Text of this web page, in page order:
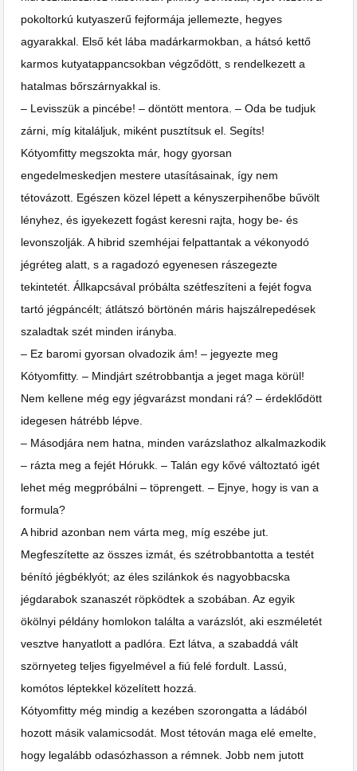
pokoltorkú kutyaszerű fejformája jellemezte, hegyes
agyarakkal. Első két lába madárkarmokban, a hátsó kettő
karmos kutyatappancsokban végződött, s rendelkezett a
hatalmas bőrszárnyakkal is.
– Levisszük a pincébe! – döntött mentora. – Oda be tudjuk
zárni, míg kitaláljuk, miként pusztítsuk el. Segíts!
Kótyomfitty megszokta már, hogy gyorsan
engedelmeskedjen mestere utasításainak, így nem
tétovázott. Egészen közel lépett a kényszerpihenőbe bűvölt
lényhez, és igyekezett fogást keresni rajta, hogy be- és
levonszolják. A hibrid szemhéjai felpattantak a vékonyodó
jégréteg alatt, s a ragadozó egyenesen rászegezte
tekintetét. Állkapcsával próbálta szétfeszíteni a fejét fogva
tartó jégpáncélt; átlátszó börtönén máris hajszálrepedések
szaladtak szét minden irányba.
– Ez baromi gyorsan olvadozik ám! – jegyezte meg
Kótyomfitty. – Mindjárt szétrobbantja a jeget maga körül!
Nem kellene még egy jégvarázst mondani rá? – érdeklődött
idegesen hátrébb lépve.
– Másodjára nem hatna, minden varázslathoz alkalmazkodik
– rázta meg a fejét Hórukk. – Talán egy kővé változtató igét
lehet még megpróbálni – töprengett. – Ejnye, hogy is van a
formula?
A hibrid azonban nem várta meg, míg eszébe jut.
Megfeszítette az összes izmát, és szétrobbantotta a testét
bénító jégbéklyót; az éles szilánkok és nagyobbacska
jégdarabok szanaszét röpködtek a szobában. Az egyik
ökölnyi példány homlokon találta a varázslót, aki eszméletét
vesztve hanyatlott a padlóra. Ezt látva, a szabaddá vált
szörnyeteg teljes figyelmével a fiú felé fordult. Lassú,
komótos léptekkel közelített hozzá.
Kótyomfitty még mindig a kezében szorongatta a ládából
hozott másik valamicsodát. Most tétován maga elé emelte,
hogy legalább odasózhasson a rémnek. Jobb nem jutott